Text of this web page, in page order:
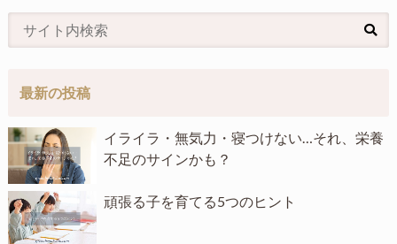
最新の投稿
イライラ・無気力・寝つけない…それ、栄養
不足のサインかも？
頑張る子を育てる5つのヒント